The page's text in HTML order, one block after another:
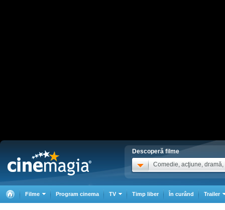
Descoperă filme
Comedie, acţiune, dramă,
Filme Program cinema TV Timp liber În curând Trailer